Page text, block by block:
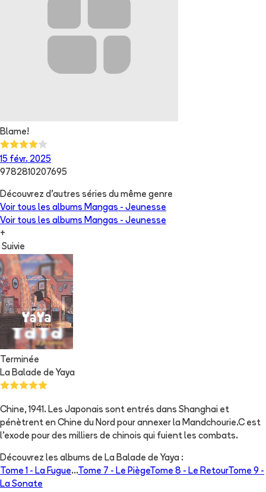
Blame!
15 févr. 2025
9782810207695
Découvrez d'autres séries du même genre
Voir tous les albums Mangas - Jeunesse
Voir tous les albums Mangas - Jeunesse
+
Suivie
Terminée
La Balade de Yaya
Chine, 1941. Les Japonais sont entrés dans Shanghai et
pénètrent en Chine du Nord pour annexer la Mandchourie.C est
l'exode pour des milliers de chinois qui fuient les combats.
Découvrez les albums de La Balade de Yaya :
Tome 1 - La Fugue...Tome 7 - Le PiègeTome 8 - Le RetourTome 9 -
La Sonate